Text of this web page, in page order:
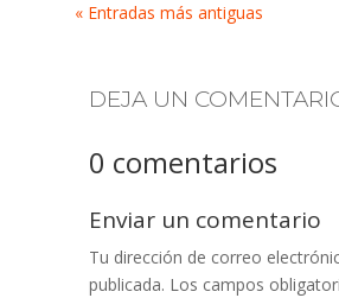
« Entradas más antiguas
DEJA UN
0 comentarios
Enviar un comentario
Tu dirección de correo
publicada. Los campos